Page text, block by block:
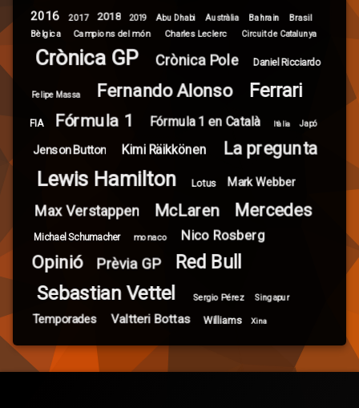
2016 2017 2018 2019 Abu Dhabi Austràlia Bahrain
Brasil
Bèlgica
Campions del món Charles Leclerc Circuit de Catalunya
Crònica GP Crònica Pole Daniel Ricciardo
Felipe Massa Fernando Alonso Ferrari
FIA Fórmula 1 Fórmula 1 en Català Itàlia Japó
Jenson Button Kimi Räikkönen La pregunta
Lewis Hamilton Lotus Mark Webber
Max Verstappen McLaren Mercedes
Michael Schumacher monaco Nico Rosberg
Opinió Prèvia GP Red Bull
Sebastian Vettel Sergio Pérez Singapur
Temporades Valtteri Bottas Williams Xina